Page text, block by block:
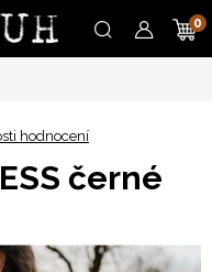
hodnocení
černé